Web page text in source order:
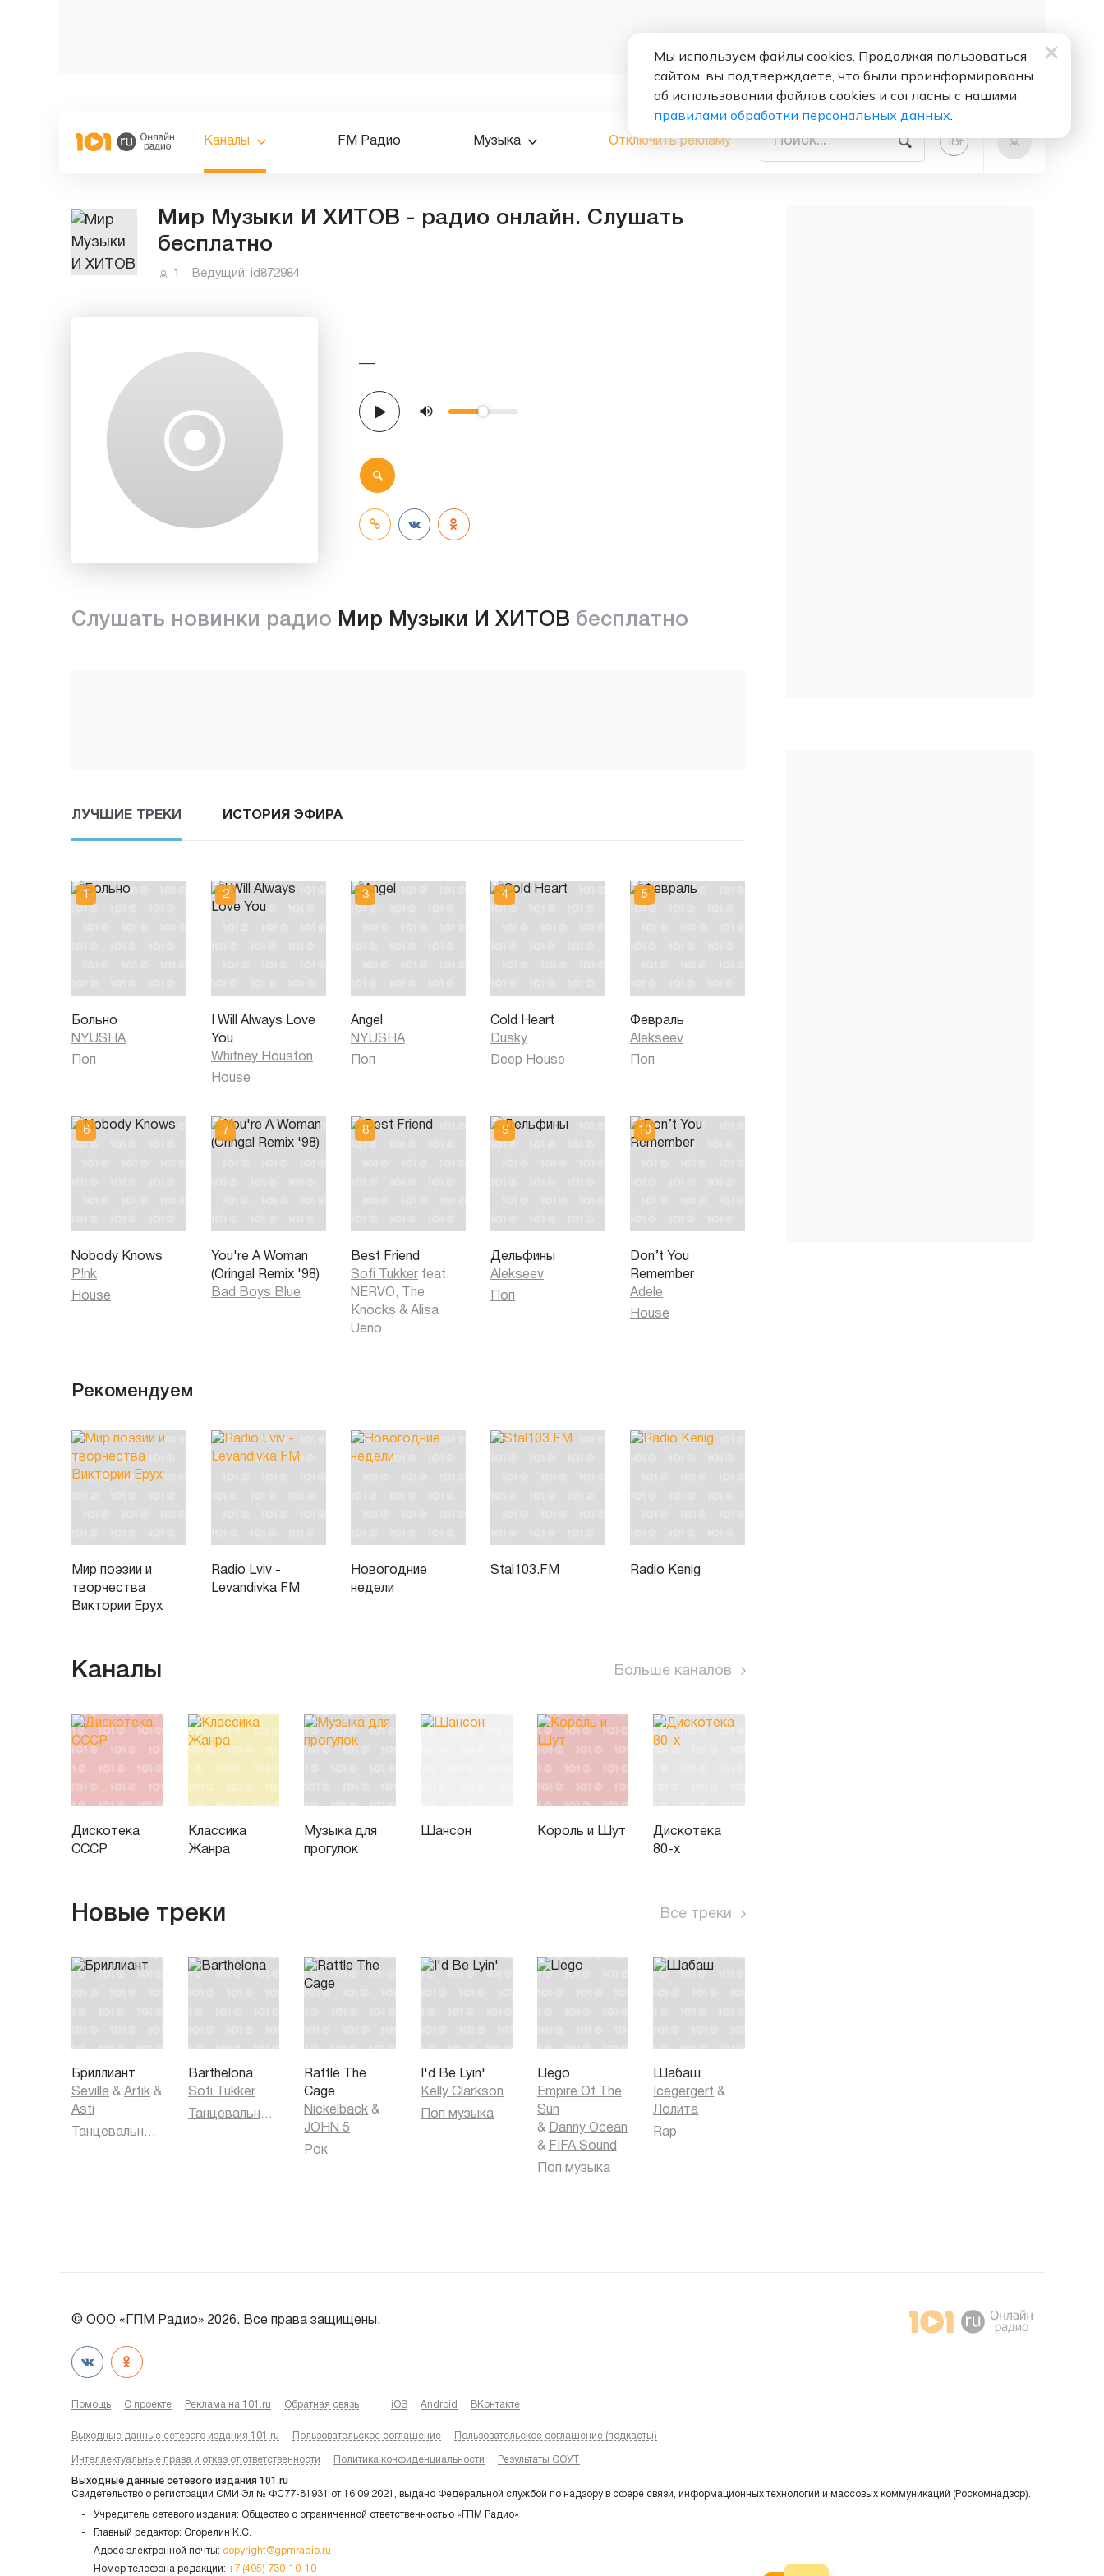
Каналы FM Радио Музыка Отключить рекламу 18+
Мир Музыки И ХИТОВ - радио онлайн. Слушать
бесплатно
1 Ведущий: id872984
—
Слушать новинки радио Мир Музыки И ХИТОВ бесплатно
ЛУЧШИЕ ТРЕКИ ИСТОРИЯ ЭФИРА
Больно
NYUSHA
Поп
I Will Always Love
You
Whitney Houston
House
Angel
NYUSHA
Поп
Cold Heart
Dusky
Deep House
Февраль
Alekseev
Поп
Nobody Knows
P!nk
House
You're A Woman
(Oringal Remix '98)
Bad Boys Blue
Best Friend
Sofi Tukker feat.
NERVO, The
Knocks & Alisa
Ueno
Дельфины
Alekseev
Поп
Don’t You
Remember
Adele
House
Рекомендуем
Мир поэзии и
творчества
Виктории Ерух
Radio Lviv -
Levandivka FM
Новогодние
недели
Stal103.FM Radio Kenig
Каналы Больше каналов
Дискотека
СССР
Классика
Жанра
Музыка для
прогулок
Шансон Король и Шут
Дискотека
80-х
Новые треки Все треки
Бриллиант
Seville & Artik &
Asti
Barthelona
Sofi Tukker
Rattle The
Cage
Nickelback &
JOHN 5
Рок
I'd Be Lyin'
Kelly Clarkson
Поп музыка
Llego
Empire Of The
Sun
& Danny Ocean
& FIFA Sound
Поп музыка
Шабаш
Icegergert &
Лолита
Rap
© ООО «ГПМ Радио» 2026. Все права защищены.
Помощь О проекте Реклама на 101.ru Обратная связь iOS Android ВКонтакте
Выходные данные сетевого издания 101.ru Пользовательское соглашение Пользовательское соглашение (подкасты)
Интеллектуальные права и отказ от ответственности Политика конфиденциальности Результаты СОУТ
Выходные данные сетевого издания 101.ru
Свидетельство о регистрации СМИ Эл № ФС77-81931 от 16.09.2021, выдано Федеральной службой по надзору в сфере связи, информационных технологий и массовых коммуникаций (Роскомнадзор).
Учредитель сетевого издания: Общество с ограниченной ответственностью «ГПМ Радио»
Главный редактор: Огорелин К.С.
Адрес электронной почты: copyright@gpmradio.ru
Номер телефона редакции: +7 (495) 730-10-10
Мы используем файлы cookies. Продолжая пользоваться
сайтом, вы подтверждаете, что были проинформированы
об использовании файлов cookies и согласны с нашими
правилами обработки персональных данных.